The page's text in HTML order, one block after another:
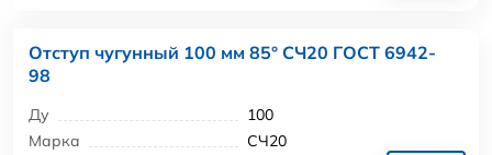
Отступ чугунный 100 мм 85° СЧ20 ГОСТ 6942-
98
Ду
100
Марка
СЧ20